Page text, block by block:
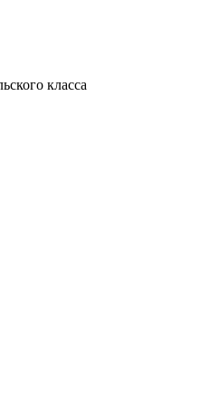
класса